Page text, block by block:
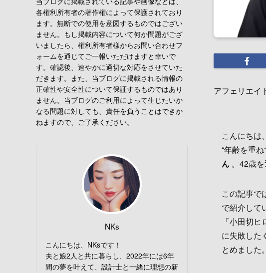
アフェリエイ
こんにちは
“年齢を重
ん 。42歳
この記事で
で紹介し
「小田切
に失敗した
とめました。
各権利所有者の著作権によって保護されており
ます。無断での使用を意図するものではござい
ません。もし掲載内容について何か問題がござ
いましたら、権利所有者様からお問い合わせフ
ォームを通じてご一報いただけますと幸いで
す。確認後、速やかに適切な対応をさせていた
だきます。また、当ブログに掲載される情報の
正確性や安全性について保証するものではあり
ません。当ブログのご利用によって生じたいか
なる問題に対しても、責任を負うことはできか
ねますので、ご了承ください。
NKs
こんにちは、NKsです！
夫と娘2人と共に暮らし、2022年には6年
間の夢を叶えて、設計士と一緒に理想の新